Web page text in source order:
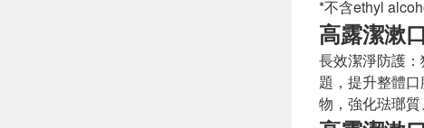
*不含ethyl
高露潔漱
長效潔淨防護
題，提升整體
物，強化琺瑯